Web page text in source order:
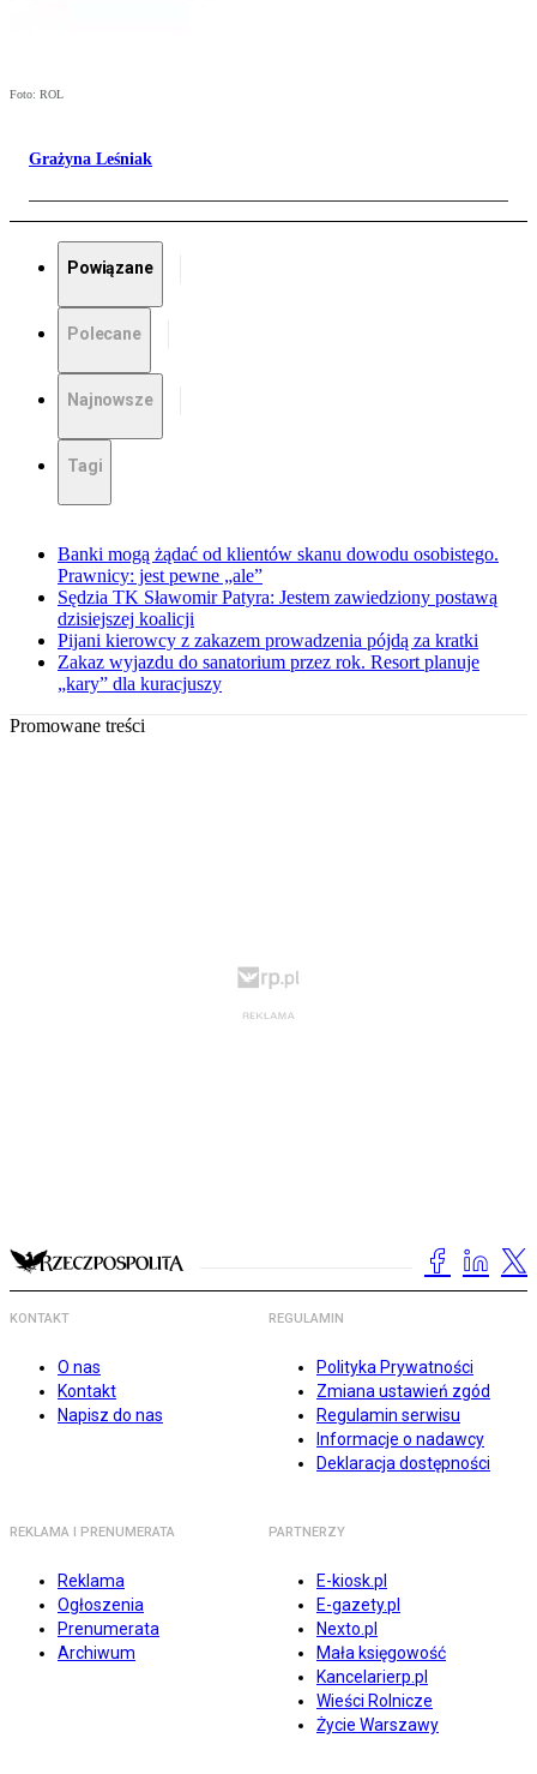
Foto: ROL
Grażyna Leśniak
Powiązane
Polecane
Najnowsze
Tagi
Banki mogą żądać od klientów skanu dowodu osobistego.
Prawnicy: jest pewne „ale”
Sędzia TK Sławomir Patyra: Jestem zawiedziony postawą
dzisiejszej koalicji
Pijani kierowcy z zakazem prowadzenia pójdą za kratki
Zakaz wyjazdu do sanatorium przez rok. Resort planuje
„kary” dla kuracjuszy
Promowane treści
KONTAKT
O nas
Kontakt
Napisz do nas
REGULAMIN
Polityka Prywatności
Zmiana ustawień zgód
Regulamin serwisu
Informacje o nadawcy
Deklaracja dostępności
REKLAMA I PRENUMERATA
Reklama
Ogłoszenia
Prenumerata
Archiwum
PARTNERZY
E-kiosk.pl
E-gazety.pl
Nexto.pl
Mała księgowość
Kancelarierp.pl
Wieści Rolnicze
Życie Warszawy